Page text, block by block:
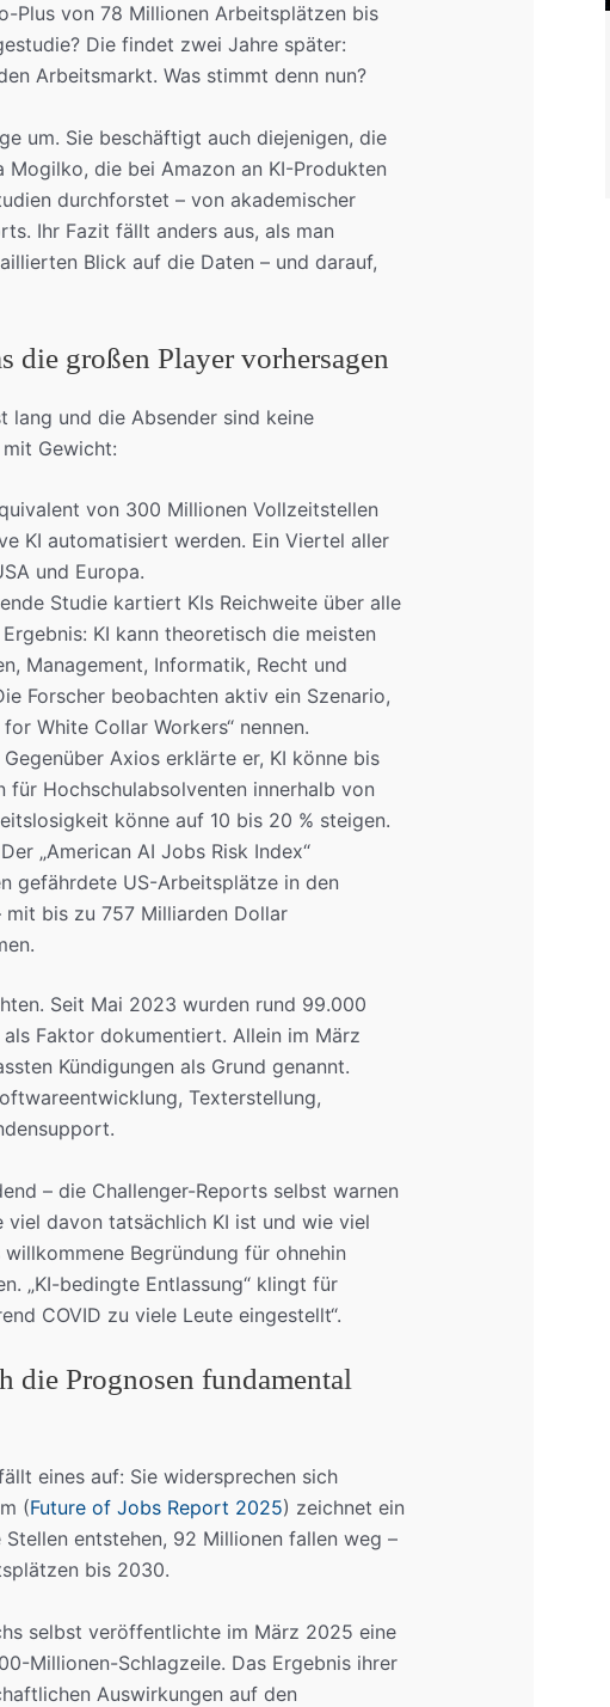
Plus von 78 Millionen Arbeitsplätzen bis
Die findet zwei Jahre später:
Arbeitsmarkt. Was stimmt denn nun?
um. Sie beschäftigt auch diejenigen, die
die bei Amazon an KI-Produkten
durchforstet – von akademischer
Ihr Fazit fällt anders aus, als man
Blick auf die Daten – und darauf,
die großen Player vorhersagen
lang und die Absender sind keine
Gewicht:
von 300 Millionen Vollzeitstellen
KI automatisiert werden. Ein Viertel aller
und Europa.
Studie kartiert KIs Reichweite über alle
KI kann theoretisch die meisten
Management, Informatik, Recht und
Forscher beobachten aktiv ein Szenario,
White Collar Workers“ nennen.
Gegenüber Axios erklärte er, KI könne bis
für Hochschulabsolventen innerhalb von
könne auf 10 bis 20 % steigen.
Der „American AI Jobs Risk Index“
gefährdete US-Arbeitsplätze in den
bis zu 757 Milliarden Dollar
Seit Mai 2023 wurden rund 99.000
Faktor dokumentiert. Allein im März
Kündigungen als Grund genannt.
Texterstellung,
– die Challenger-Reports selbst warnen
davon tatsächlich KI ist und wie viel
Begründung für ohnehin
„KI-bedingte Entlassung“ klingt für
COVID zu viele Leute eingestellt“.
die Prognosen fundamental
eines auf: Sie widersprechen sich
(Future of Jobs Report 2025) zeichnet ein
entstehen, 92 Millionen fallen weg –
bis 2030.
selbst veröffentlichte im März 2025 eine
Millionen-Schlagzeile. Das Ergebnis ihrer
Auswirkungen auf den